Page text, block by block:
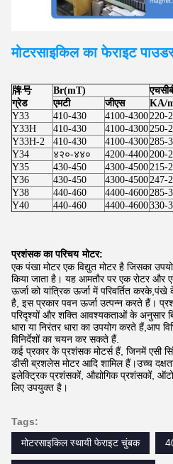
मोटरसाइकिल का फेराइट
牌号
ग्रेड
Br(mT)
एमटी
जीएस KA/
Y33
410-430 4100-4300220-
Y33H
410-430 4100-4300250-
Y33H-2
410-430 4100-4300285-
Y34
४२०-४४० 4200-4400200-
Y35
430-450 4300-4500215-
Y36
430-450 4300-4500247-
Y38
440-460 4400-4600285-
Y40
440-460 4400-4600330-
प्रशंसक का परिचय मोटर:
एक पंखा मोटर एक विद्युत मोटर है जिसका
किया जाता है। यह आमतौर पर एक रोटर और
ऊर्जा को यांत्रिक ऊर्जा में परिवर्तित
है, इस प्रकार पवन ऊर्जा उत्पन्न करते हैं।
परिदृश्यों और शक्ति आवश्यकताओं के अनुसार
धारा या निरंतर धारा का उपयोग करते हैं,आप
विनिर्देशों का चयन कर सकते हैं.
कई प्रकार के प्रशंसक मोटर्स हैं, जिनमें एसी
डीसी ब्रशलेस मोटर आदि शामिल हैं।उच्च
इलेक्ट्रिक प्रशंसकों, औद्योगिक प्रशंसकों,
लिए उपयुक्त है।
Tags:
मोटरसाइकिल स्थायी फेराइट चुंबक